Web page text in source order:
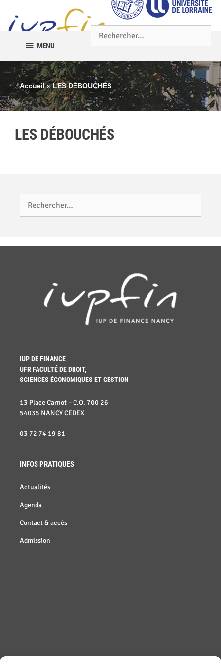
contenu
Rechercher :
MENU
Accueil»LES DÉBOUCHÉS
LES DÉBOUCHÉS
Rechercher :
IUP DE FINANCE
UFR FACULTÉ DE DROIT,
SCIENCES ÉCONOMIQUES ET GESTION
13 Place Carnot – C.O. 700 26
54035 NANCY CEDEX
03 72 74 19 81
INFOS PRATIQUES
Actualités
Agenda
Contact & accès
Admission